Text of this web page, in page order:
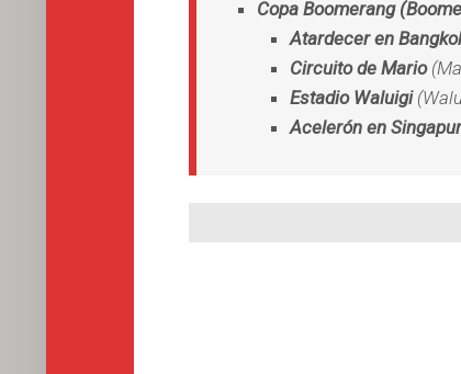
Copa Boomerang
Atardecer en
Circuito de Mario
Estadio Waluigi
Acelerón en Singapur